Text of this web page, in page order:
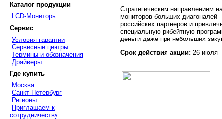
Каталог продукции
LCD-Мониторы
Сервис
Условия гарантии
Сервисные центры
Термины и обозначения
Драйверы
Где купить
Москва
Санкт-Петербург
Регионы
Приглашаем к
сотрудничеству
Стратегическим направлением
мониторов больших диагоналей
российских партнеров и
специальную рибейтную
деньги даже при небольших
Срок действия акции: 26 июля